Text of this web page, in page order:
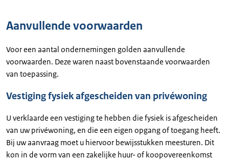
Aanvullende voorwaarden
Voor een aantal ondernemingen golden aanvullende
voorwaarden. Deze waren naast bovenstaande voorwaarden
van toepassing.
Vestiging fysiek afgescheiden van privéwoning
U verklaarde een vestiging te hebben die fysiek is afgescheiden
van uw privéwoning, en die een eigen opgang of toegang heeft.
Bij uw aanvraag moet u hiervoor bewijsstukken meesturen. Dit
kon in de vorm van een zakelijke huur- of koopovereenkomst